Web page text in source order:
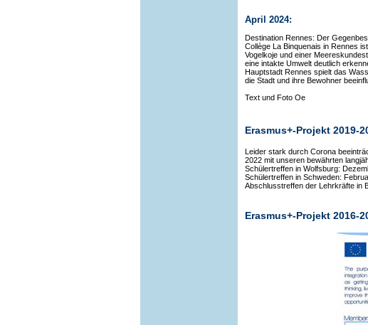
April 2024:
Destination Rennes: Der
Collège La Binquenais in Rennes
Vogelkoje und einer
eine intakte Umwelt deutlich
Hauptstadt Rennes spielt das
die Stadt und ihre Bewohner
Text und Foto Oe
Erasmus+-Projekt 2019-
Leider stark durch Corona
2022 mit unseren bewährten
Schülertreffen in Wolfsburg:
Schülertreffen in Schweden:
Abschlusstreffen der Lehrkräfte in
Erasmus+-Projekt 2016-